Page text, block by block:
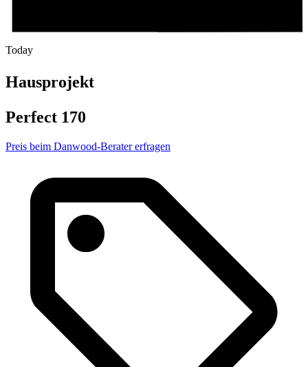
Today
Hausprojekt
Perfect 170
Preis beim Danwood-Berater erfragen